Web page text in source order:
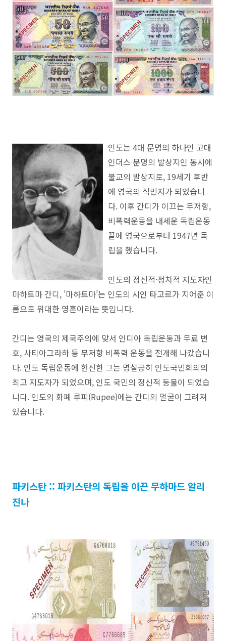
인도는 4대 문명의 하나인 고대
인더스 문명의 발상지인 동시에
불교의 발상지로, 19세기 후반
에 영국의 식민지가 되었습니
다. 이후 간디가 이끄는 무저항,
비폭력운동을 내세운 독립운동
끝에 영국으로부터 1947년 독
립을 했습니다.
인도의 정신적·정치적 지도자인
마하트마 간디, ’마하트마’는 인도의 시인 타고르가 지어준 이
름으로 위대한 영혼이라는 뜻입니다.
간디는 영국의 제국주의에 맞서 인디아 독립운동과 무료 변
호, 사티아그라하 등 무저항 비폭력 운동을 전개해 나갔습니
다. 인도 독립운동에 헌신한 그는 명실공히 인도국민회의의
최고 지도자가 되었으며, 인도 국민의 정신적 등불이 되었습
니다. 인도의 화폐 루피(Rupee)에는 간디의 얼굴이 그려져
있습니다.
파키스탄 :: 파키스탄의 독립을 이끈 무하마드 알리
진나